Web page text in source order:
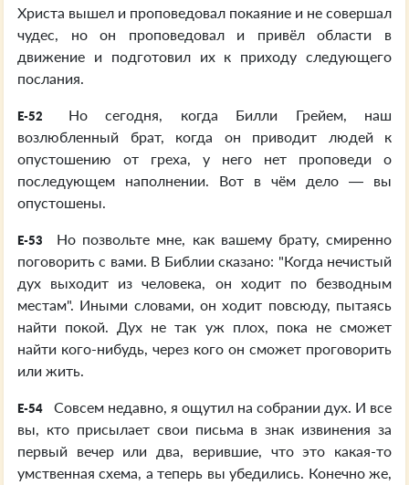
Христа вышел и проповедовал покаяние и не совершал
чудес, но он проповедовал и привёл области в
движение и подготовил их к приходу следующего
послания.
E-52
Но сегодня, когда Билли Грейем, наш
возлюбленный брат, когда он приводит людей к
опустошению от греха, у него нет проповеди о
последующем наполнении. Вот в чём дело — вы
опустошены.
E-53
Но позвольте мне, как вашему брату, смиренно
поговорить с вами. В Библии сказано: "Когда нечистый
дух выходит из человека, он ходит по безводным
местам". Иными словами, он ходит повсюду, пытаясь
найти покой. Дух не так уж плох, пока не сможет
найти кого-нибудь, через кого он сможет проговорить
или жить.
E-54
Совсем недавно, я ощутил на собрании дух. И все
вы, кто присылает свои письма в знак извинения за
первый вечер или два, верившие, что это какая-то
умственная схема, а теперь вы убедились. Конечно же,